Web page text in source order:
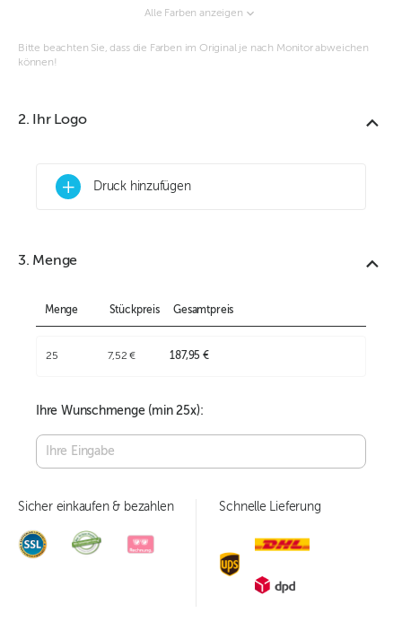
Alle Farben anzeigen
Bitte beachten Sie, dass die Farben im Original je nach Monitor abweichen
können!
2. Ihr Logo
+ Druck hinzufügen
3. Menge
Menge Stückpreis Gesamtpreis
25 7,52 € 187,95 €
Ihre Wunschmenge (min25x):
Sicher einkaufen & bezahlen Schnelle Lieferung